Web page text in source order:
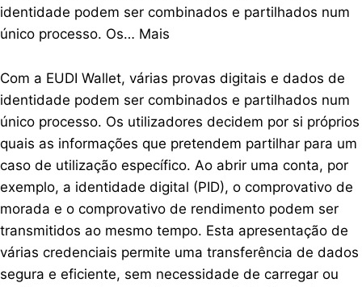
identidade podem ser combinados e partilhados num
único processo. Os… Mais
Com a EUDI Wallet, várias provas digitais e dados de
identidade podem ser combinados e partilhados num
único processo. Os utilizadores decidem por si próprios
quais as informações que pretendem partilhar para um
caso de utilização específico. Ao abrir uma conta, por
exemplo, a identidade digital (PID), o comprovativo de
morada e o comprovativo de rendimento podem ser
transmitidos ao mesmo tempo. Esta apresentação de
várias credenciais permite uma transferência de dados
segura e eficiente, sem necessidade de carregar ou